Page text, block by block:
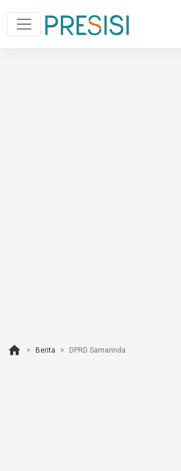
home Berita DPRD Samarinda